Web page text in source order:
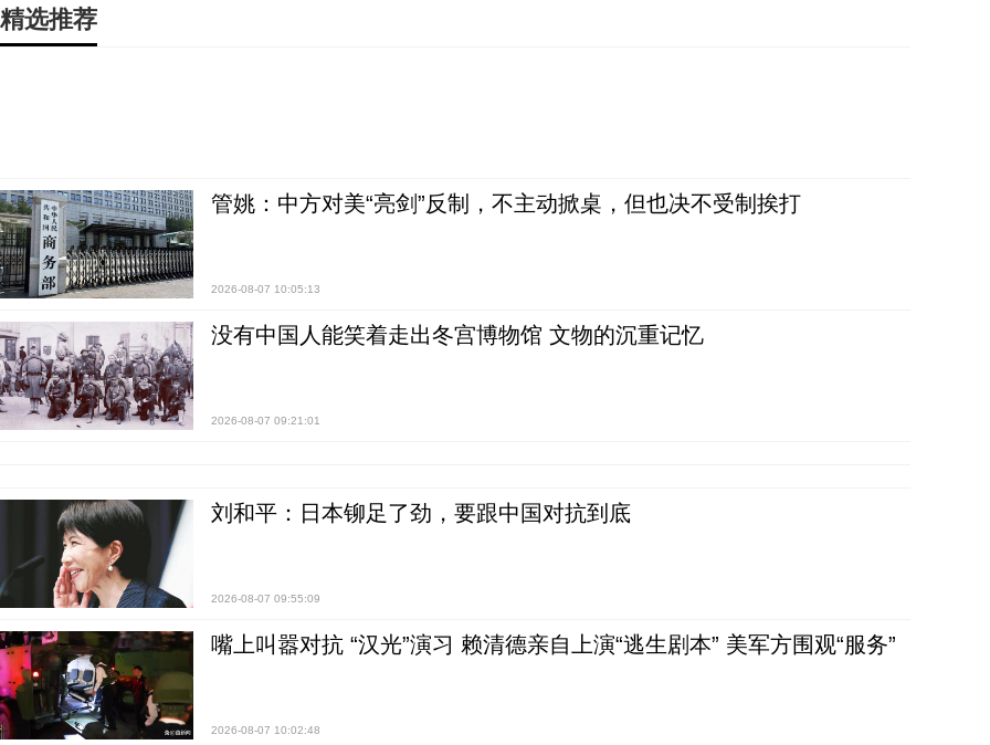
精选推荐
管姚：中方对美“亮剑”反制，不主动掀桌，但也决不受制挨打
2026-08-07 10:05:13
没有中国人能笑着走出冬宫博物馆 文物的沉重记忆
2026-08-07 09:21:01
刘和平：日本铆足了劲，要跟中国对抗到底
2026-08-07 09:55:09
嘴上叫嚣对抗 “汉光”演习 赖清德亲自上演“逃生剧本” 美军方围观“服务”
2026-08-07 10:02:48